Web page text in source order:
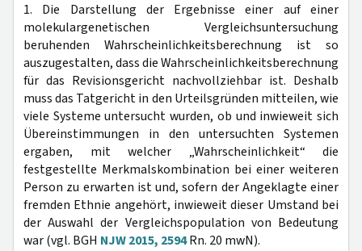
1. Die Darstellung der Ergebnisse einer auf einer
molekulargenetischen Vergleichsuntersuchung
beruhenden Wahrscheinlichkeitsberechnung ist so
auszugestalten, dass die Wahrscheinlichkeitsberechnung
für das Revisionsgericht nachvollziehbar ist. Deshalb
muss das Tatgericht in den Urteilsgründen mitteilen, wie
viele Systeme untersucht wurden, ob und inwieweit sich
Übereinstimmungen in den untersuchten Systemen
ergaben, mit welcher „Wahrscheinlichkeit“ die
festgestellte Merkmalskombination bei einer weiteren
Person zu erwarten ist und, sofern der Angeklagte einer
fremden Ethnie angehört, inwieweit dieser Umstand bei
der Auswahl der Vergleichspopulation von Bedeutung
war (vgl. BGH NJW 2015, 2594Rn. 20 mwN).